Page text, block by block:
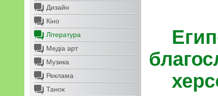
Дизайн
Кіно
Література
Медіа арт
Музика
Реклама
Танок